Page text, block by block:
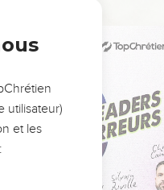
utilisateur)
et les